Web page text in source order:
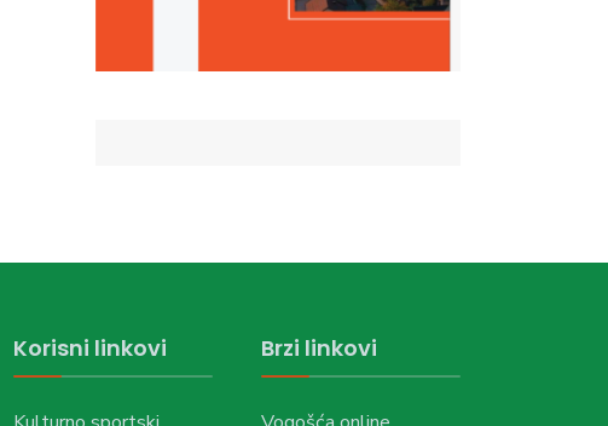
Korisni linkovi Brzi linkovi